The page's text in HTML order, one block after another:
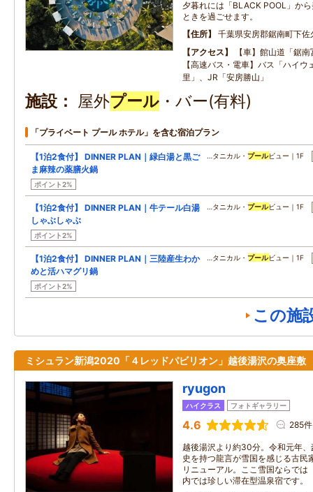
夕暮れには「BLACK POOL」か
ときを過ごせます。
住所
千葉県安房郡鋸南町下佐
アクセス
【車】館山道「鋸
【高速バス・電車】バス「ハイウ
里」、JR「安房勝山」
施設 屋外プール ・バー(有料)
「プライベート プール ホテル」を含む宿泊プラン
【1泊2食付】 DINNER PLAN｜緑白湯と黒ご
ま麻辣の薬膳火鍋
ポイント2%
…タニカル・ プールビュー｜1F
【1泊2食付】 DINNER PLAN｜牛テール白湯
しゃぶしゃぶ
ポイント2%
…タニカル・ プールビュー｜1F
【1泊2食付】 DINNER PLAN｜三陸産生わか
めと活ハマグリ鍋
ポイント2%
…タニカル・ プールビュー｜1F
この施
ミシュラン新潟2020「４レッドパビリオン」越後湯沢の奥座敷
ryugon
ハイクラス フォトギャラリー
4.6 285件
越後湯沢より約30分。令和元年
史を持つ龍言が雪国を感じる古民
リニューアル。ここ雪国ならでは
内では珍しい滞在型温泉宿です。